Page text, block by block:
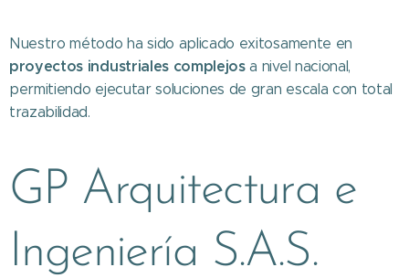
Nuestro método ha sido aplicado exitosamente en
proyectos industriales complejosa nivel nacional,
permitiendo ejecutar soluciones de gran escala con total
trazabilidad.
GP Arquitectura e
Ingeniería S.A.S.